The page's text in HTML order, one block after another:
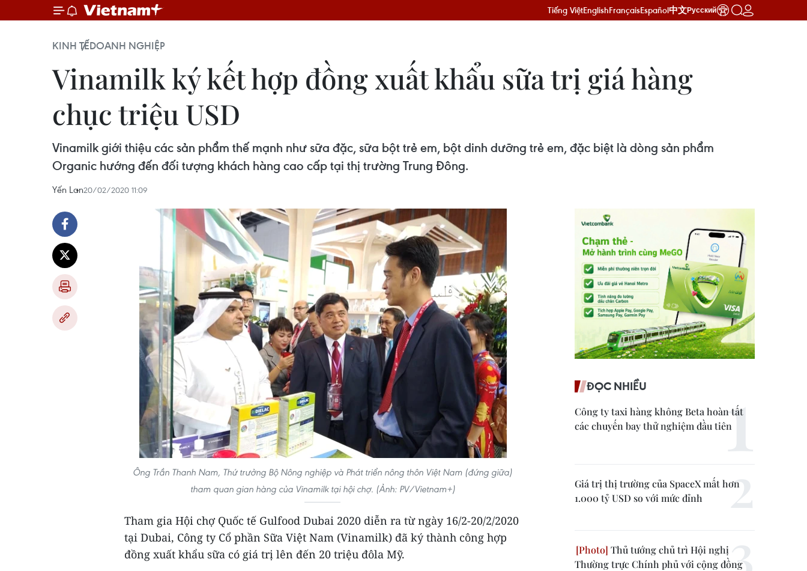
Tiếng ViệtEnglishFrançaisEspañol中文Русский
KINH TẾDOANH NGHIỆP
Vinamilk ký kết hợp đồng xuất khẩu sữa trị giá hàng
chục triệu USD
Vinamilk giới thiệu các sản phẩm thế mạnh như sữa đặc, sữa bột trẻ em, bột dinh dưỡng trẻ em, đặc biệt là dòng sản phẩm
Organic hướng đến đối tượng khách hàng cao cấp tại thị trường Trung Đông.
Yến Lan20/02/2020 11:09
Ông Trần Thanh Nam, Thứ trưởng Bộ Nông nghiệp và Phát triển nông thôn Việt Nam (đứng giữa)
tham quan gian hàng của Vinamilk tại hội chợ. (Ảnh: PV/Vietnam+)
Tham gia Hội chợ Quốc tế Gulfood Dubai 2020 diễn ra từ ngày 16/2-20/2/2020
tại Dubai, Công ty Cổ phần Sữa Việt Nam (Vinamilk) đã ký thành công hợp
đồng xuất khẩu sữa có giá trị lên đến 20 triệu đôla Mỹ.
ĐỌC NHIỀU
Công ty taxi hàng không Beta hoàn tất
các chuyến bay thử nghiệm đầu tiên
Giá trị thị trường của SpaceX mất hơn
1.000 tỷ USD so với mức đỉnh
Thủ tướng chủ trì Hội nghị
Thường trực Chính phủ với cộng đồng